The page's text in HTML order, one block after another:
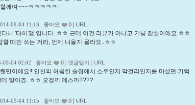
께여~~~ㅋㅋㅋㅋㅋ
09-04 11:13 좋아요 0 URL
니 '다히'앵 입니다. ㅎㅎ 근데 이건 리뷰가 아니고 기냥 잡설이에요.ㅎㅎ
할 때만 쓰는 거라, 언제 나올지 몰라요..ㅎㅎ
09-04 02:02 좋아요 0 댓글달기 URL
만이에요!! 인천의 허름한 술집에서 소주인지 막걸리인지를 마셨던 기억
말이죠. ㅎㅎ 오겡끼 데스까????
09-04 11:15 좋아요 0 URL